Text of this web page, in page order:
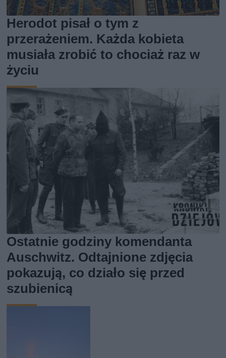
Herodot pisał o tym z
przerażeniem. Każda kobieta
musiała zrobić to chociaż raz w
życiu
Ostatnie godziny komendanta
Auschwitz. Odtajnione zdjęcia
pokazują, co działo się przed
szubienicą